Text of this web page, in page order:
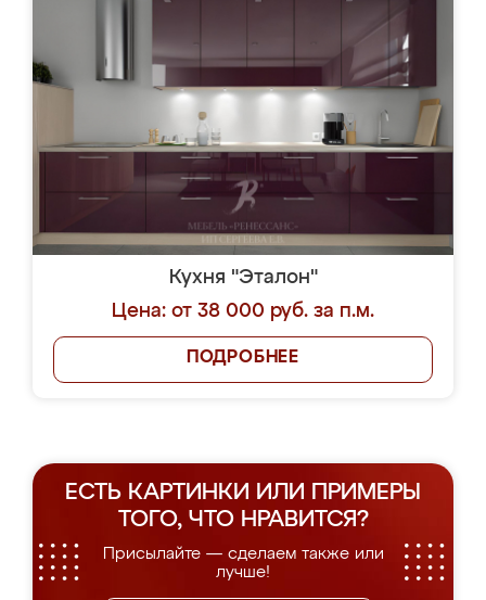
Кухня "Эталон"
Цена: от 38 000 руб. за п.м.
ПОДРОБНЕЕ
ЕСТЬ КАРТИНКИ ИЛИ ПРИМЕРЫ
ТОГО, ЧТО НРАВИТСЯ?
Присылайте — сделаем также или
лучше!